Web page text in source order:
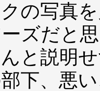
の写真
ズだと
と説明
下、悪